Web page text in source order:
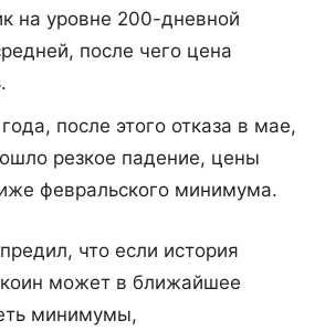
на уровне 200-дневной
после чего цена
после этого отказа в мае,
резкое падение, цены
февральского минимума.
что если история
может в ближайшее
минимумы,